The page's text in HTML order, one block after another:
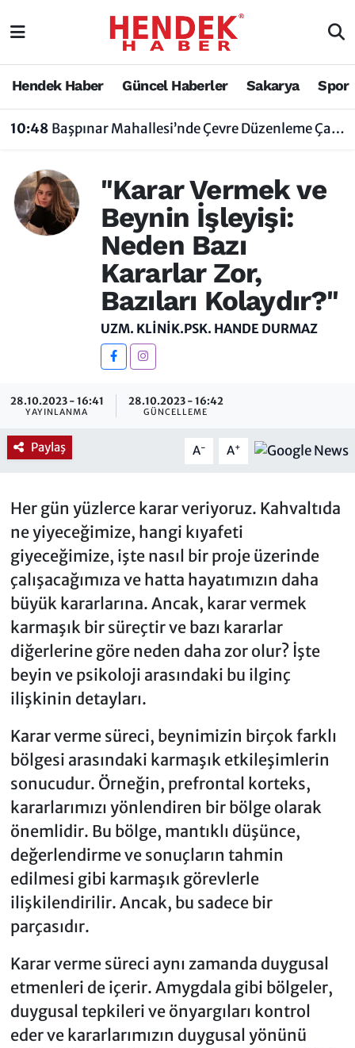
Hendek Haber Güncel Haberler Sakarya Spor
10:48 Başpınar Mahallesi’nde Çevre Düzenleme Çalışmaları Sürüyor
"Karar Vermek ve
Beynin İşleyişi:
Neden Bazı
Kararlar Zor,
Bazıları Kolaydır?"
UZM. KLINIK.PSK. HANDE DURMAZ
28.10.2023 - 16:41
YAYINLANMA
28.10.2023 - 16:42
GÜNCELLEME
Paylaş A- A+
Her gün yüzlerce karar veriyoruz. Kahvaltıda
ne yiyeceğimize, hangi kıyafeti
giyeceğimize, işte nasıl bir proje üzerinde
çalışacağımıza ve hatta hayatımızın daha
büyük kararlarına. Ancak, karar vermek
karmaşık bir süreçtir ve bazı kararlar
diğerlerine göre neden daha zor olur? İşte
beyin ve psikoloji arasındaki bu ilginç
ilişkinin detayları.
Karar verme süreci, beynimizin birçok farklı
bölgesi arasındaki karmaşık etkileşimlerin
sonucudur. Örneğin, prefrontal korteks,
kararlarımızı yönlendiren bir bölge olarak
önemlidir. Bu bölge, mantıklı düşünce,
değerlendirme ve sonuçların tahmin
edilmesi gibi karmaşık görevlerle
ilişkilendirilir. Ancak, bu sadece bir
parçasıdır.
Karar verme süreci aynı zamanda duygusal
etmenleri de içerir. Amygdala gibi bölgeler,
duygusal tepkileri ve önyargıları kontrol
eder ve kararlarımızın duygusal yönünü
Hendek Haber
Sakarya
Spor
Nöbetçi Eczaneler
Vefat Edenler
Hendek Haber
Siyaset
Sakarya
Hakkında
Hendek Haber Reklam Servisi
Sakarya Nöbetçi Eczaneler
Sakarya Trafik Yoğunluk Haritası
Süper Lig Puan Durumu ve Fikstür
Tüm Manşetler
Son Dakika Haberleri
Haber Arşivi